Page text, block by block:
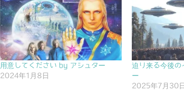
用意してください by アシュター
2024年1月8日
迫り来る今後
ー
2025年7月30日